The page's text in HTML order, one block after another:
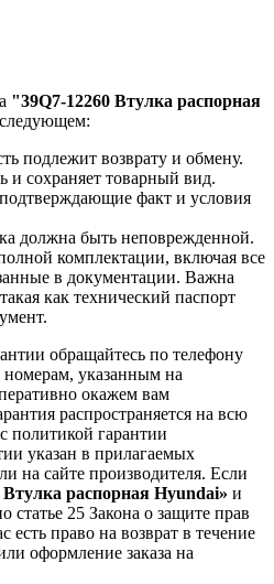
"39Q7-12260 Втулка распорная
следующем:
подлежит возврату и обмену.
и сохраняет товарный вид.
факт и условия
должна быть неповрежденной.
комплектации, включая все
в документации. Важна
как технический паспорт
обращайтесь по телефону
номерам, указанным на
окажем вам
распространяется на всю
политикой гарантии
указан в прилагаемых
на сайте производителя. Если
Втулка распорная Hyundai» и
статье 25 Закона о защите прав
есть право на возврат в течение
оформление заказа на